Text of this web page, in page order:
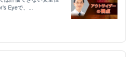
Eyeで、...